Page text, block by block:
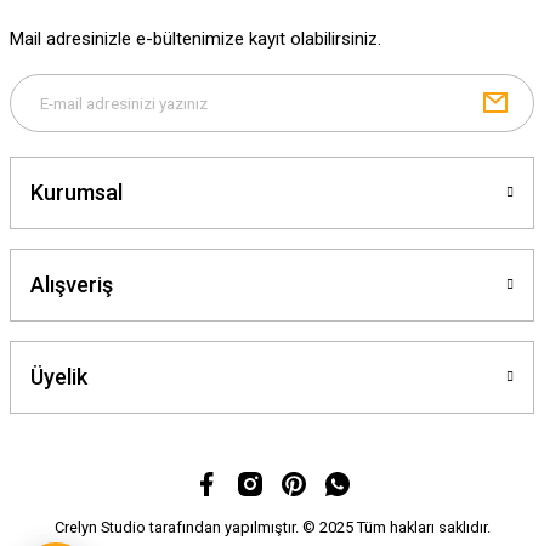
Bu ürüne benzer farklı alternatifler olmalı.
Mail adresinizle e-bültenimize kayıt olabilirsiniz.
Kurumsal
Alışveriş
Üyelik
Crelyn Studio tarafından yapılmıştır. © 2025 Tüm hakları saklıdır.